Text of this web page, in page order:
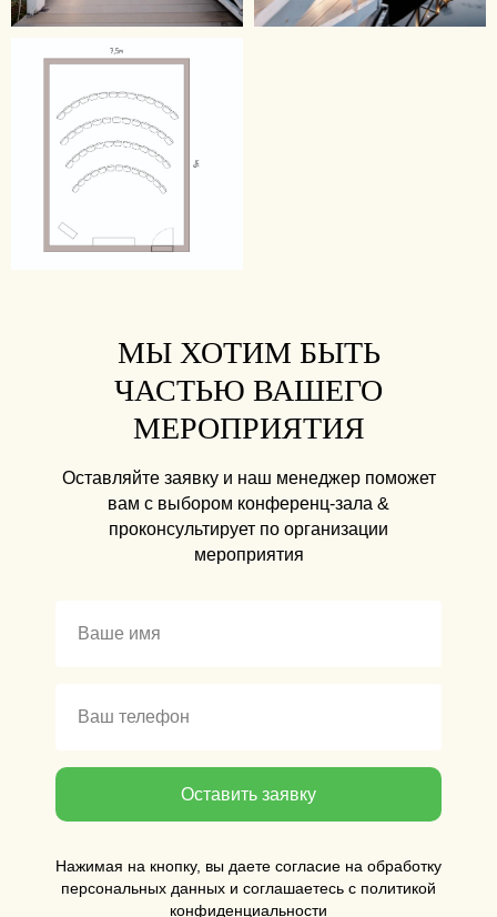
МЫ ХОТИМ БЫТЬ
ЧАСТЬЮ ВАШЕГО
МЕРОПРИЯТИЯ
Оставляйте заявку и наш менеджер поможет
вам с выбором конференц-зала &
проконсультирует по организации
мероприятия
Оставить заявку
Нажимая на кнопку, вы даете согласие на обработку
персональных данных и соглашаетесь c политикой
конфиденциальности